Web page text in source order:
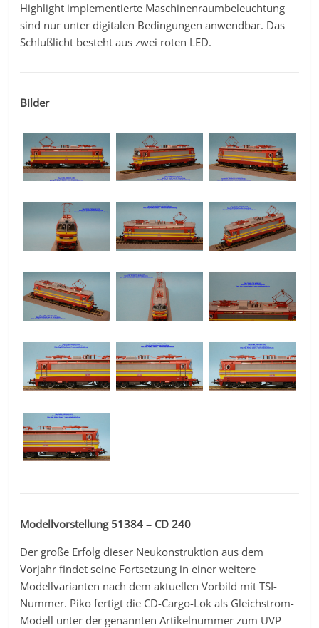
Highlight implementierte Maschinenraumbeleuchtung
sind nur unter digitalen Bedingungen anwendbar. Das
Schlußlicht besteht aus zwei roten LED.
Bilder
Modellvorstellung 51384 – CD 240
Der große Erfolg dieser Neukonstruktion aus dem
Vorjahr findet seine Fortsetzung in einer weitere
Modellvarianten nach dem aktuellen Vorbild mit TSI-
Nummer. Piko fertigt die CD-Cargo-Lok als Gleichstrom-
Modell unter der genannten Artikelnummer zum UVP